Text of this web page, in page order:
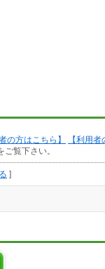
の方はこちら】
【利用者
ご覧下さい。
]